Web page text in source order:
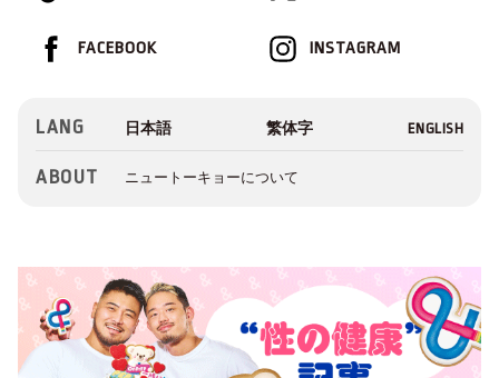
INSTAGRAM
FACEBOOK
LANG
ABOUT ニュートーキョーについて